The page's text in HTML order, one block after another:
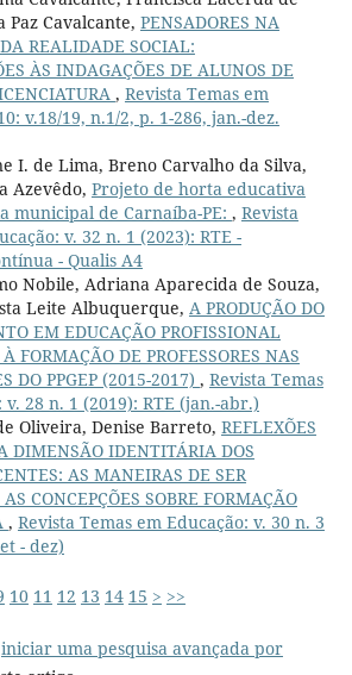
Paz Cavalcante, PENSADORES NA
REALIDADE SOCIAL:
ÀS INDAGAÇÕES DE ALUNOS DE
, Revista Temas em
v.18/19, n.1/2, p. 1-286, jan.-dez.
I. de Lima, Breno Carvalho da Silva,
Azevêdo, Projeto de horta educativa
municipal de Carnaíba-PE: , Revista
v. 32 n. 1 (2023): RTE -
- Qualis A4
Nobile, Adriana Aparecida de Souza,
Leite Albuquerque, A PRODUÇÃO DO
EM EDUCAÇÃO PROFISSIONAL
FORMAÇÃO DE PROFESSORES NAS
DO PPGEP (2015-2017) , Revista Temas
v. 28 n. 1 (2019): RTE (jan.-abr.)
Oliveira, Denise Barreto, REFLEXÕES
DIMENSÃO IDENTITÁRIA DOS
AS MANEIRAS DE SER
AS CONCEPÇÕES SOBRE FORMAÇÃO
, Revista Temas em Educação: v. 30 n. 3
- dez)
10 11 12 13 14 15 > >>
iniciar uma pesquisa avançada por